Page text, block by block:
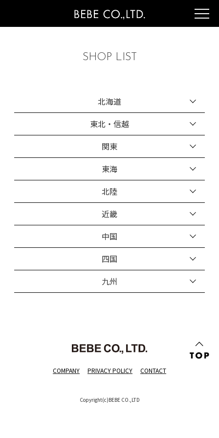
SHOP LIST
北海道
東北・信越
関東
東海
北陸
近畿
中国
四国
九州
COMPANY PRIVACY POLICY CONTACT
Copyright(c)BEBE CO.,LTD